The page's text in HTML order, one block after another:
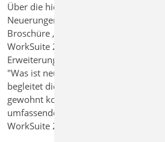
Über die hier bereits aufgeführten
Neuerungen hinaus zeigt Ihnen die
Broschüre „Was ist neu in mb
WorkSuite 2025“ alle Neuerungen und
Erweiterungen im Detail. Die Broschüre
"Was ist neu in mb WorkSuite 2025"
begleitet die neue Version und gibt in
gewohnt kompakter Form einen
umfassenden Überblick über die mb
WorkSuite 2025.